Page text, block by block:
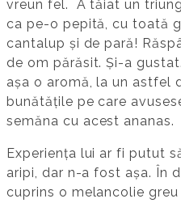
vreun fel. A tăiat un
ca pe-o pepită, cu toată
cantalup și de pară!
de om părăsit. Și-a
așa o aromă, la un astfel
bunătățile pe care
semăna cu acest ananas.
Experiența lui ar fi putut
aripi, dar n-a fost așa. În
cuprins o melancolie